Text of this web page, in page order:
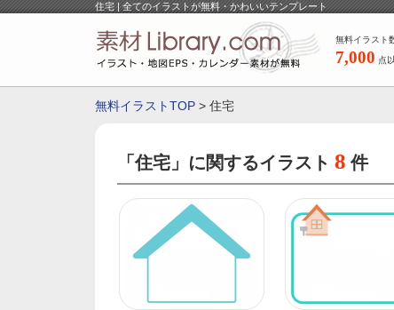
住宅 | 全てのイラストが無料・かわいいテンプレート
無料イラスト
7,000 点
無料イラストTOP > 住宅
「住宅」に関するイラスト 8 件